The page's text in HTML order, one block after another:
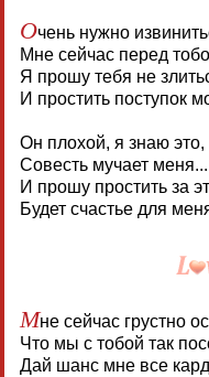
Очень нужно
Мне сейчас перед
Я прошу тебя не
И простить поступок
Он плохой, я знаю это,
Совесть мучает меня...
И прошу простить за
Будет счастье для
Мне сейчас грустно
Что мы с тобой так
Дай шанс мне все